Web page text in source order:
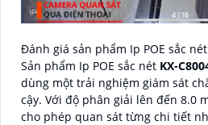
Đánh giá sản phẩm Ip POE sắc nét
Sản phẩm Ip POE sắc nét KX-
dùng một trải nghiệm giám sát
cậy. Với độ phân giải lên đến 8.0
cho phép quan sát từng chi tiết